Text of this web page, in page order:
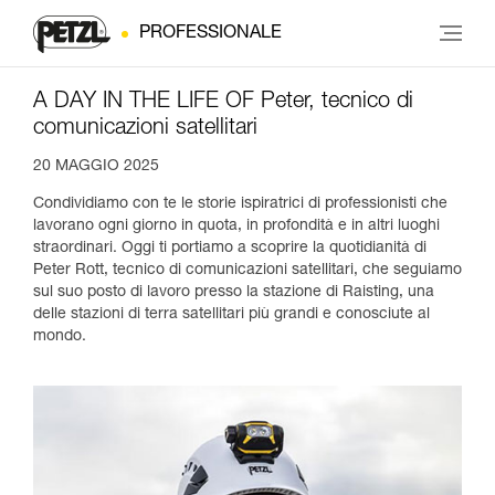
PROFESSIONALE
A DAY IN THE LIFE OF Peter, tecnico di
comunicazioni satellitari
20 MAGGIO 2025
Condividiamo con te le storie ispiratrici di professionisti che
lavorano ogni giorno in quota, in profondità e in altri luoghi
straordinari. Oggi ti portiamo a scoprire la quotidianità di
Peter Rott, tecnico di comunicazioni satellitari, che seguiamo
sul suo posto di lavoro presso la stazione di Raisting, una
delle stazioni di terra satellitari più grandi e conosciute al
mondo.